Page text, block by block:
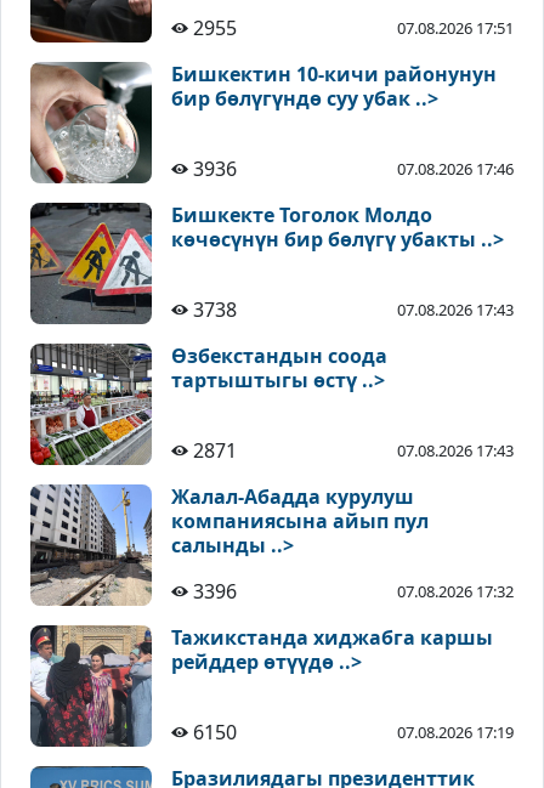
2955
07.08.2026 17:51
Бишкектин 10-кичи районунун
бир бөлүгүндө суу убак ..>
3936 07.08.2026 17:46
Бишкекте Тоголок Молдо
көчөсүнүн бир бөлүгү убакты ..>
3738 07.08.2026 17:43
Өзбекстандын соода
тартыштыгы өстү ..>
2871 07.08.2026 17:43
Жалал-Абадда курулуш
компаниясына айып пул
салынды ..>
3396
07.08.2026 17:32
Тажикстанда хиджабга каршы
рейддер өтүүдө ..>
6150 07.08.2026 17:19
Бразилиядагы президенттик